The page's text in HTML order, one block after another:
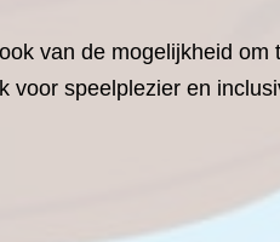
van de mogelijkheid om
voor speelplezier en